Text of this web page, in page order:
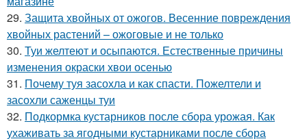
29. Защита хвойных от ожогов. Весенние повреждения
хвойных растений – ожоговые и не только
30. Туи желтеют и осыпаются. Естественные причины
изменения окраски хвои осенью
31. Почему туя засохла и как спасти. Пожелтели и
засохли саженцы туи
32. Подкормка кустарников после сбора урожая. Как
ухаживать за ягодными кустарниками после сбора